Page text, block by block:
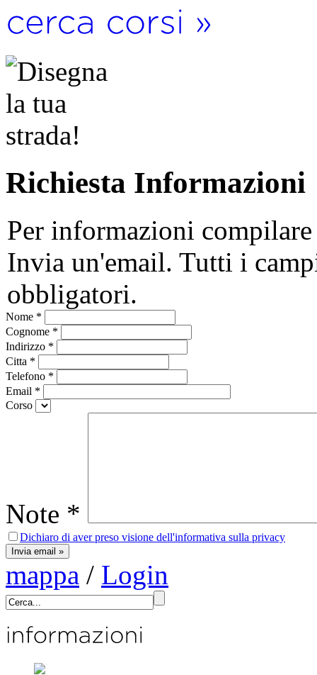
Richiesta Informazioni
Per informazioni
Invia un'email. Tutti i
obbligatori.
Nome *
Cognome *
Indirizzo *
Citta *
Telefono *
Email *
Corso
Note *
Dichiaro di aver preso visione dell'informativa sulla privacy
mappa / Login